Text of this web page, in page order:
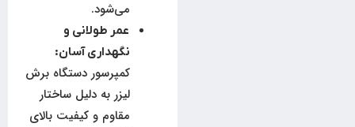
می‌شود.
عمر طولانی و
نگهداری آسان:
کمپرسور دستگاه برش
لیزر به دلیل ساختار
مقاوم و کیفیت بالای